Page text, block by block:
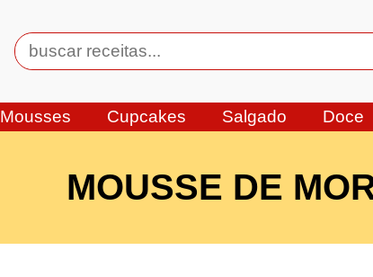
Mousses Cupcakes Salgado Doce
MOUSSE DE